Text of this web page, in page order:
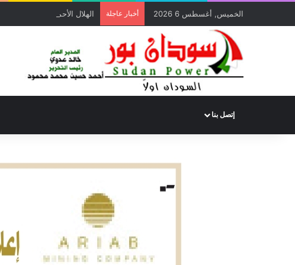
الخميس, أغسطس 6 2026 أخبار عاجلة الهلال الأحمر السوداني يوزع (1000) سلة غذائية للأسر المتأثرة بالحرب بمحلية شرق النيل
إتصل بنا